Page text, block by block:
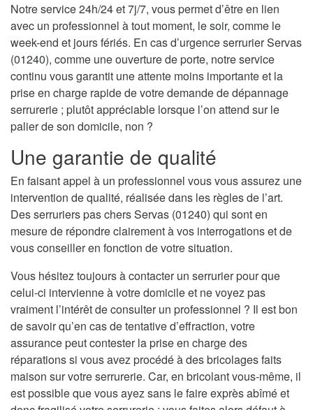
Notre service 24h/24 et 7j/7, vous permet d’être en lien
avec un professionnel à tout moment, le soir, comme le
week-end et jours fériés. En cas d’urgence serrurier Servas
(01240), comme une ouverture de porte, notre service
continu vous garantit une attente moins importante et la
prise en charge rapide de votre demande de dépannage
serrurerie ; plutôt appréciable lorsque l’on attend sur le
palier de son domicile, non ?
Une garantie de qualité
En faisant appel à un professionnel vous vous assurez une
intervention de qualité, réalisée dans les règles de l’art.
Des serruriers pas chers Servas (01240) qui sont en
mesure de répondre clairement à vos interrogations et de
vous conseiller en fonction de votre situation.
Vous hésitez toujours à contacter un serrurier pour que
celui-ci intervienne à votre domicile et ne voyez pas
vraiment l’intérêt de consulter un professionnel ? Il est bon
de savoir qu’en cas de tentative d’effraction, votre
assurance peut contester la prise en charge des
réparations si vous avez procédé à des bricolages faits
maison sur votre serrurerie. Car, en bricolant vous-même, il
est possible que vous ayez sans le faire exprès abîmé et